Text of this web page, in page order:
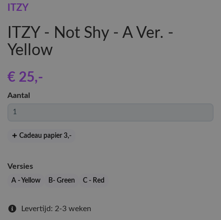
ITZY
ITZY - Not Shy - A Ver. -
Yellow
€ 25,-
Aantal
Cadeau papier 3,-
Versies
A - Yellow B- Green C - Red
Levertijd: 2-3 weken